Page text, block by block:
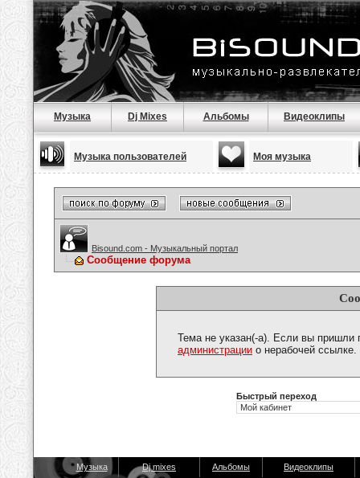
Музыка Dj Mixes Альбомы Видеоклипы
Музыка пользователей Моя музыка
Bisound.com - Музыкальный портал
Сообщение форума
Тема не указан(-а). Если вы пришли
администрации о нерабочей ссылке.
Быстрый переход
Музыка Dj mixes Альбомы Видеоклипы